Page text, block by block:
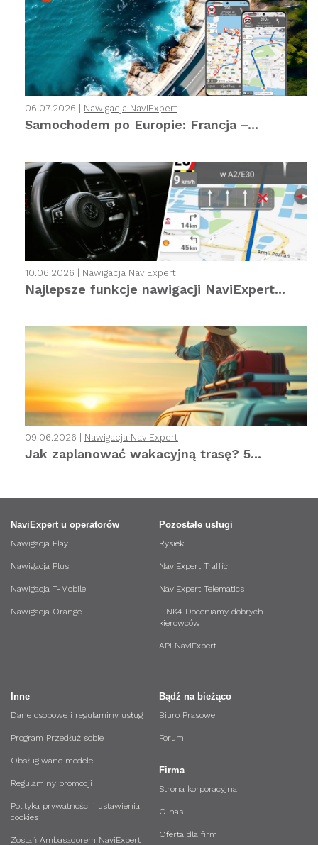
06.07.2026 | Nawigacja NaviExpert
Samochodem po Europie: Francja –...
10.06.2026 | Nawigacja NaviExpert
Najlepsze funkcje nawigacji NaviExpert...
09.06.2026 | Nawigacja NaviExpert
Jak zaplanować wakacyjną trasę? 5...
NaviExpert u operatorów
Nawigacja Play
Nawigacja Plus
Nawigacja T-Mobile
Nawigacja Orange
Pozostałe usługi
Rysiek
NaviExpert Traffic
NaviExpert Telematics
LINK4 Doceniamy dobrych
kierowców
API NaviExpert
Bądź na bieżąco
Biuro Prasowe
Forum
Firma
Strona korporacyjna
O nas
Oferta dla firm
Inne
Dane osobowe i regulaminy usług
Program Przedłuż sobie
Obsługiwane modele
Regulaminy promocji
Polityka prywatności i ustawienia
cookies
Zostań Ambasadorem NaviExpert